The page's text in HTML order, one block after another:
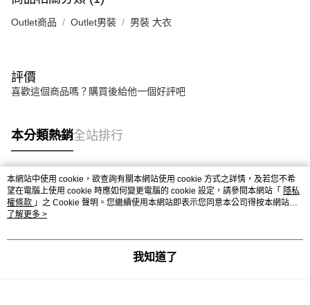
Outlet商品 Outlet男裝 男裝 大衣
評價
喜歡這個商品嗎？購買後給他一個好評吧
本分類熱銷全站排行
熱門標籤
本網站中使用 cookie，欲查詢有關本網站使用 cookie 方式之詳情，及若您不希
望在電腦上使用 cookie 時應如何變更電腦的 cookie 設定，請參閱本網站「 隱私
權條款 」之 Cookie 聲明。您繼續使用本網站即表示您同意本公司得按本網站使
用條款之 Cookie 聲明使用 cookie。
了解更多 >
我知道了